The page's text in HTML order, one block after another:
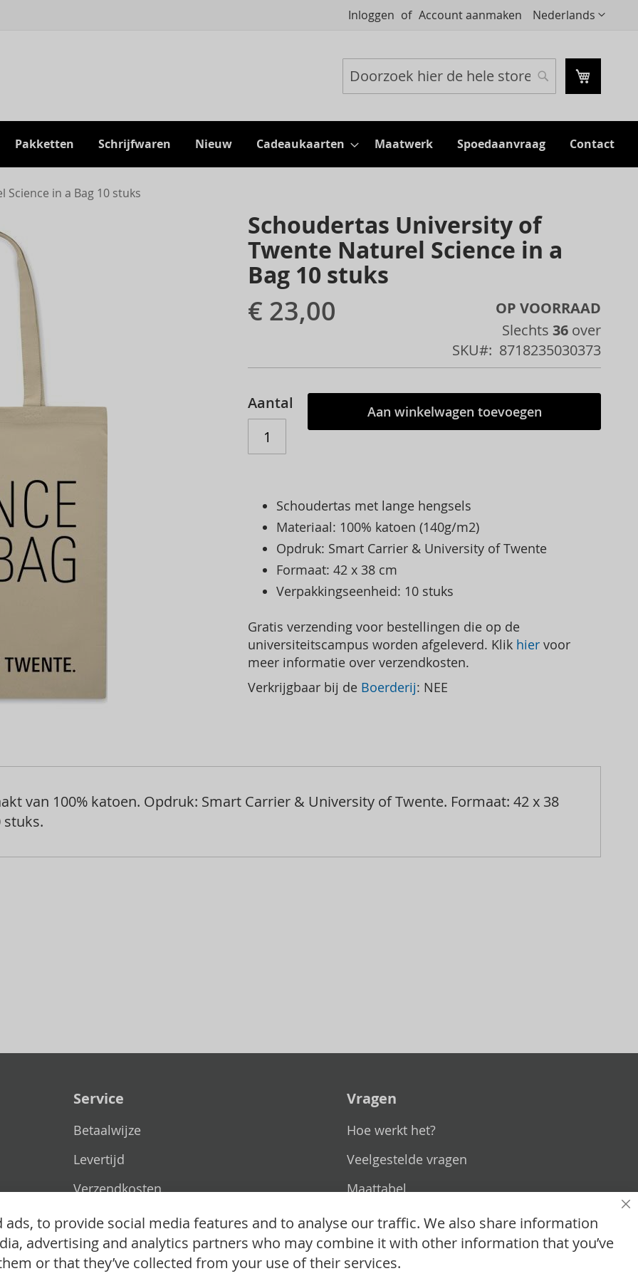
Taal
Nederlands
Inloggen Account aanmaken
Mijn
Zoeken Zoeken
Pakketten Schrijfwaren Nieuw Cadeaukaarten Maatwerk Spoedaanvraag Contact
in a Bag 10 stuks
Schoudertas University of
Twente Naturel Science in a
Bag 10 stuks
€ 23,00
OP VOORRAAD
Slechts 36 over
SKU
8718235030373
Aantal Aan winkelwagen toevoegen
Schoudertas met lange hengsels
Materiaal: 100% katoen (140g/m2)
Opdruk: Smart Carrier & University of Twente
Formaat: 42 x 38 cm
Verpakkingseenheid: 10 stuks
Gratis verzending voor bestellingen die op de
universiteitscampus worden afgeleverd. Klik hier voor
meer informatie over verzendkosten.
Verkrijgbaar bij de Boerderij: NEE
van 100% katoen. Opdruk: Smart Carrier & University of Twente. Formaat: 42 x 38
stuks.
Service
Betaalwijze
Levertijd
Verzendkosten
Ruilen & retourneren
Vragen
Hoe werkt het?
Veelgestelde vragen
Maattabel
Maatwerk
Contact
to provide social media features and to analyse our traffic. We also share information
advertising and analytics partners who may combine it with other information that you’ve
or that they’ve collected from your use of their services.